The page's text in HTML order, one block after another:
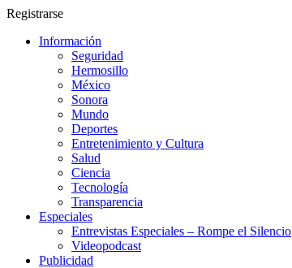
Registrarse
Información
Seguridad
Hermosillo
México
Sonora
Mundo
Deportes
Entretenimiento y Cultura
Salud
Ciencia
Tecnología
Transparencia
Especiales
Entrevistas Especiales – Rompe el Silencio
Videopodcast
Publicidad